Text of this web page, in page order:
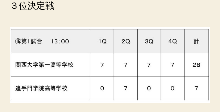
３位決定戦